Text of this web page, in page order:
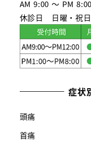
AM 9:00 ～ PM 8:00
休診日 日曜・祝日
症状
頭痛
首痛